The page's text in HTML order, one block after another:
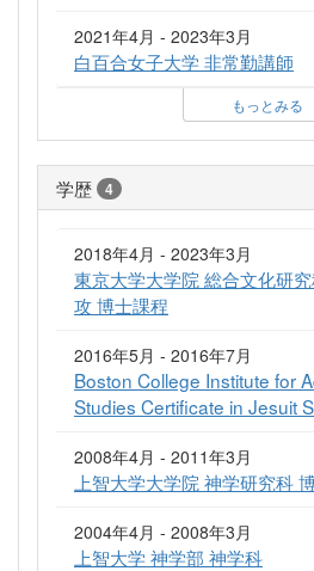
2021年4月 - 2023年3月
白百合女子大学 非常勤講師
もっとみる
学歴 4
2018年4月 - 2023年3月
東京大学大学院 総合文化研
攻 博士課程
2016年5月 - 2016年7月
Boston College Institute for
Studies Certificate in Jesuit
2008年4月 - 2011年3月
上智大学大学院 神学研究科
2004年4月 - 2008年3月
上智大学 神学部 神学科